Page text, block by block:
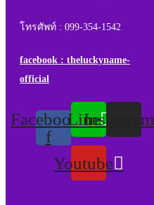
โทรศัพท์ : 099-354-1542
facebook : theluckyname-
official
Facebook-
f
LineInstagram
Youtube